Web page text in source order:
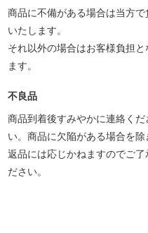
商品に不備がある場合は当方で
いたします。
それ以外の場合はお客様負担と
ます。
不良品
商品到着後すみやかに連絡くだ
い。商品に欠陥がある場合を除
返品には応じかねますのでご了
ださい。